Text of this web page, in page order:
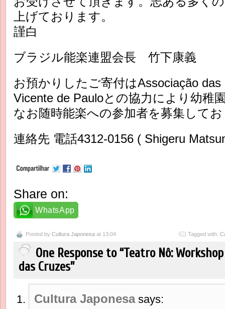
上げております。
謹白
ブラジル能楽連盟会長 竹下康義
お預かりしたご寄付はAssociação das
Vicente de Pauloとの協力により幼稚
なお随時能楽への参加者を募集して
連絡先 電話4312-0156 ( Shigeru
Share on:
WhatsApp
Posted by Cultura Japonesa at 13:04 Tagged with:
One Response to “Teatro Nô:
das Cruzes”
Cultura Japonesa says: